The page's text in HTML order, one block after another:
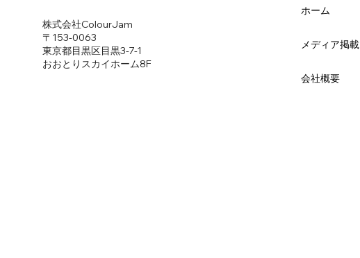
​株式会社ColourJam
​〒153-0063
東京都目黒区目黒3-7-1
​おおとりスカイホーム8F
ホーム
メディア掲載
会社概要